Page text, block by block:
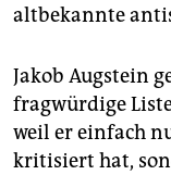
altbekannte
Jakob Augstein
fragwürdige
weil er einfach
kritisiert hat,